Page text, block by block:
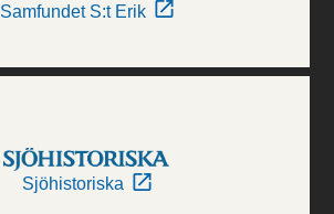
Samfundet S:t Erik
Sjöhistoriska